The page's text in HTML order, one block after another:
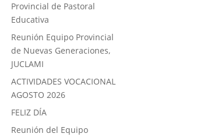
Provincial de Pastoral
Educativa
Reunión Equipo Provincial
de Nuevas Generaciones,
JUCLAMI
ACTIVIDADES VOCACIONAL
AGOSTO 2026
FELIZ DÍA
Reunión del Equipo